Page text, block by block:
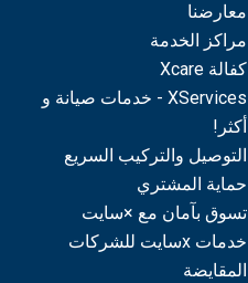
معارضنا
مراكز الخدمة
كفالة Xcare
XServices - خدمات صيانة و
أكثر!
التوصيل والتركيب السريع
حماية المشتري
تسوق بآمان مع ×سايت
خدمات xسايت للشركات
المقايضة